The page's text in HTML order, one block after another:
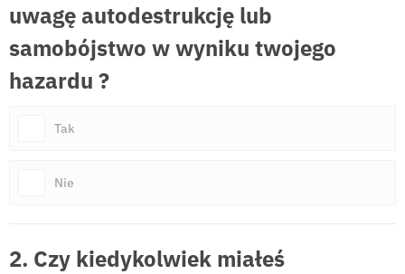
uwagę autodestrukcję lub
samobójstwo w wyniku twojego
hazardu ?
Tak
Nie
2. Czy kiedykolwiek miałeś